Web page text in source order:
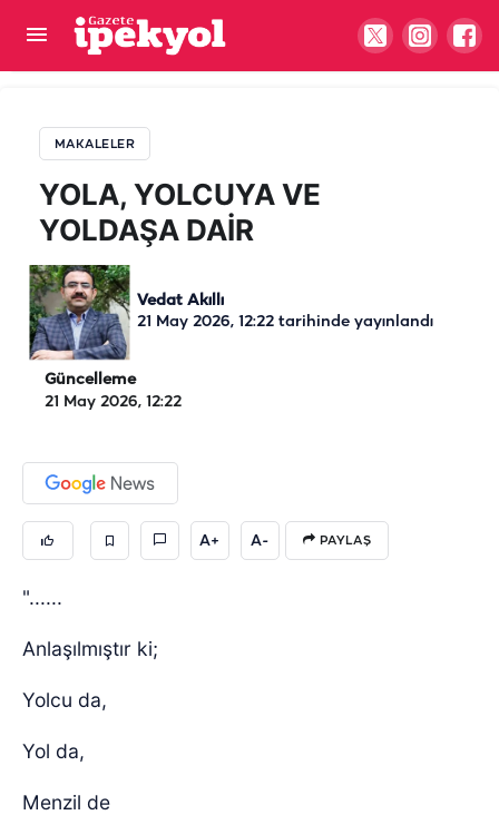
MAKALELER
YOLA, YOLCUYA VE
YOLDAŞA DAİR
Vedat Akıllı
21 May 2026, 12:22 tarihinde yayınlandı
Güncelleme
21 May 2026, 12:22
A+ A- PAYLAŞ
"......
Anlaşılmıştır ki;
Yolcu da,
Yol da,
Menzil de
YOLA, YOLCUYA VE YOLDAŞA DAİR